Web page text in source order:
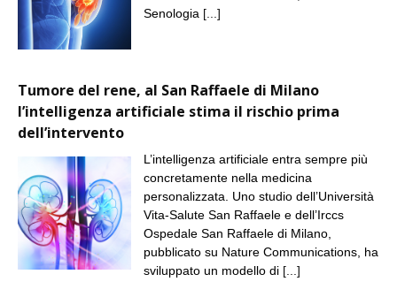
Senologia [...]
Tumore del rene, al San Raffaele di Milano
l’intelligenza artificiale stima il rischio prima
dell’intervento
L’intelligenza artificiale entra sempre più
concretamente nella medicina
personalizzata. Uno studio dell’Università
Vita-Salute San Raffaele e dell’Irccs
Ospedale San Raffaele di Milano,
pubblicato su Nature Communications, ha
sviluppato un modello di [...]